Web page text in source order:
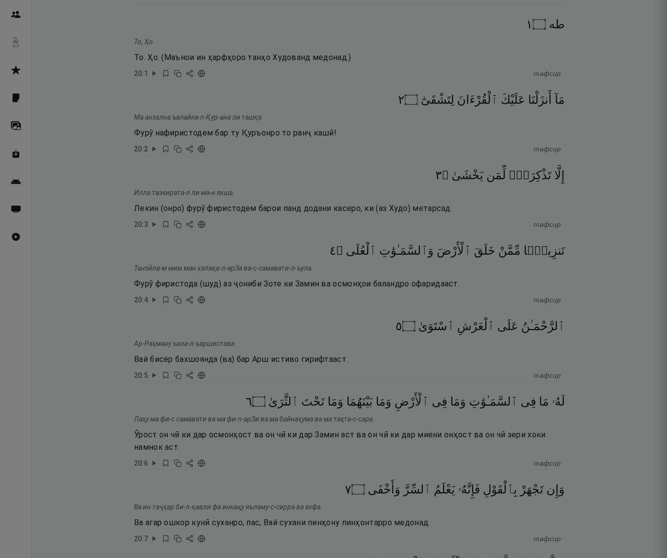
طه ۝١
То, Ҳо.
То. Ҳо. (Маънои ин ҳарфҳоро танҳо Худованд медонад.)
20:1 тафсир
مَآ أَنزَلْنَا عَلَيْكَ ٱلْقُرْءَانَ لِتَشْقَىٰٓ ۝٢
Ма анзална ъалайка-л-Қур-ана ли ташқа.
Фурӯ нафиристодем бар ту Қуръонро то ранҷ кашӣ!
20:2 тафсир
إِلَّا تَذْكِرَةًۭ لِّمَن يَخْشَىٰ ۝٣
Илла тазкирата-л ли ма-н яхша.
Лекин (онро) фурӯ фиристодем барои панд додани касеро, ки (аз Худо) метарсад.
20:3 тафсир
تَنزِيلًۭا مِّمَّنْ خَلَقَ ٱلْأَرْضَ وَٱلسَّمَـٰوَٰتِ ٱلْعُلَى ۝٤
Танзӣла-м мим ман халақа-л-арЗа ва-с-самавати-л-ъула.
Фурӯ фиристода (шуд) аз ҷониби Зоте ки Замин ва осмонҳои баландро офаридааст.
20:4 тафсир
ٱلرَّحْمَـٰنُ عَلَى ٱلْعَرْشِ ٱسْتَوَىٰ ۝٥
Ар-Раҳману ъала-л-ъаршистава.
Вай бисёр бахшоянда (ва) бар Арш истиво гирифтааст.
20:5 тафсир
لَهُۥ مَا فِى ٱلسَّمَـٰوَٰتِ وَمَا فِى ٱلْأَرْضِ وَمَا بَيْنَهُمَا وَمَا تَحْتَ ٱلثَّرَىٰ ۝٦
Лаҳу ма фи-с самавати ва ма фи-л-арЗи ва ма байнаҳума ва ма таҳта-с-сара.
Ӯрост он чӣ ки дар осмонҳост ва он чӣ ки дар Замин аст ва он чӣ ки дар миёни онҳост ва он чӣ зери хоки
намнок аст.
20:6 тафсир
وَإِن تَجْهَرْ بِٱلْقَوْلِ فَإِنَّهُۥ يَعْلَمُ ٱلسِّرَّ وَأَخْفَى ۝٧
Ва ин таҷҳар би-л-қавли фа иннаҳу яъламу-с-сирра ва ахфа.
Ва агар ошкор кунӣ суханро, пас, Вай сухани пинҳону пинҳонтарро медонад.
20:7 тафсир